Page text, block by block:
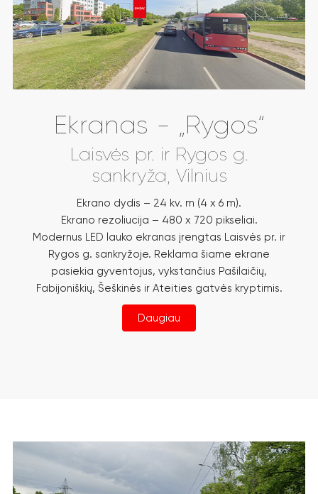
Ekranas - „Rygos“
Laisvės pr. ir Rygos g.
sankryža, Vilnius
Ekrano dydis – 24 kv. m (4 x 6 m).
Ekrano rezoliucija – 480 x 720 pikseliai.
Modernus LED lauko ekranas įrengtas Laisvės pr. ir
Rygos g. sankryžoje. Reklama šiame ekrane
pasiekia gyventojus, vykstančius Pašilaičių,
Fabijoniškių, Šeškinės ir Ateities gatvės kryptimis.
Daugiau